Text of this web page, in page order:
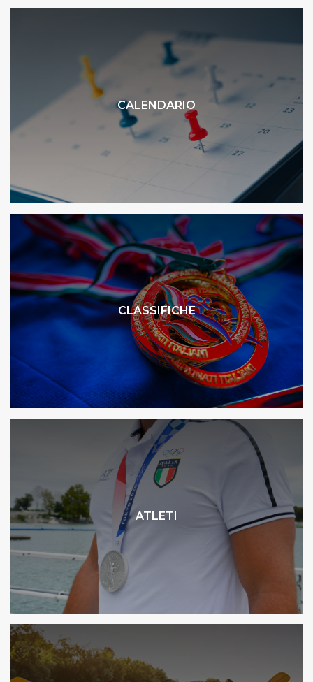
CALENDARIO
CLASSIFICHE
ATLETI